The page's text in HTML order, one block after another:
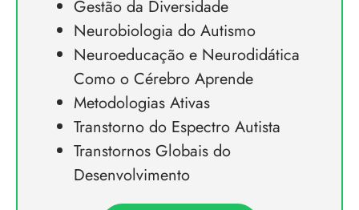
Gestão da Diversidade
Neurobiologia do Autismo
Neuroeducação e Neurodidática
Como o Cérebro Aprende
Metodologias Ativas
Transtorno do Espectro Autista
Transtornos Globais do
Desenvolvimento